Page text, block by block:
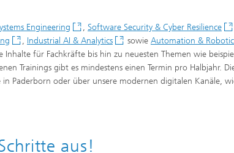
Engineering , Software Security & Cyber Resilience
, Industrial AI & Analytics sowie Automation &
für Fachkräfte bis hin zu neuesten Themen wie
Trainings gibt es mindestens einen Termin pro Halbjahr.
Paderborn oder über unsere modernen digitalen Kanäle,
aus!